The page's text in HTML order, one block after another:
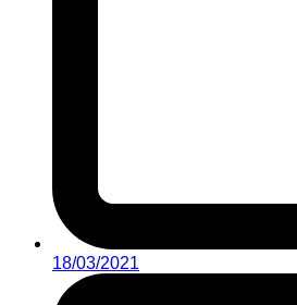
18/03/2021